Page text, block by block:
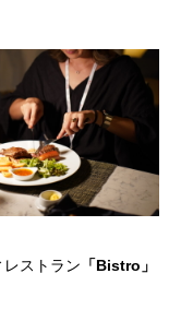
ストラン 「Bistro」